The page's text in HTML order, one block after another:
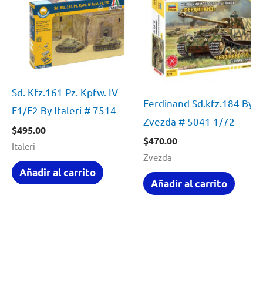
Sd. Kfz.161 Pz. Kpfw. IV
F1/F2 By Italeri # 7514
$495.00
Italeri
Añadir al carrito
Ferdinand Sd.kfz.184 By
Zvezda # 5041 1/72
$470.00
Zvezda
Añadir al carrito